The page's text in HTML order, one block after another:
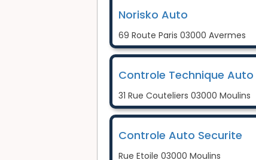
Norisko Auto
69 Route Paris 03000 Avermes
Controle Technique Auto
31 Rue Couteliers 03000 Moulins
Controle Auto Securite
Rue Etoile 03000 Moulins